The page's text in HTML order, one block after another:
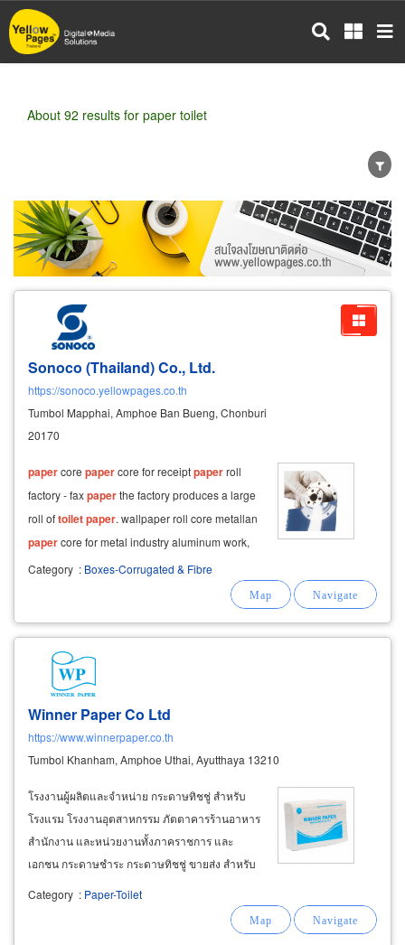
Skip
to
main
About 92 results for paper toilet
Wholesale Retail Manufacturer
Dealer
Exporter/Importer
Service Business
Sonoco (Thailand) Co., Ltd.
https://sonoco.yellowpages.co.th
Tumbol Mapphai, Amphoe Ban Bueng, Chonburi
20170
papercore papercore for receiptpaperroll
factory - faxpaperthe factory produces a large
roll oftoiletpaper. wallpaper roll core metallan
papercore for metal industry aluminum work,
stainless steel coil, coil manufacturer of
core for winding electrical tape - masking tape
Category : Boxes-Corrugated & Fibre
Winner Paper Co Ltd
https://www.winnerpaper.co.th
Tumbol Khanham, Amphoe Uthai, Ayutthaya 13210
โรงงานผู้ผลิตและจำหน่าย กระดาษทิชชู่ สำหรับ
โรงแรม โรงงานอุตสาหกรรม ภัตตาคารร้านอาหาร
สำนักงาน และหน่วยงานทั้งภาคราชการ และ
เอกชน กระดาษชำระ กระดาษทิชชู่ ขายส่ง สำหรับ
สำนักงาน และหน่วยงานทั้งภาคราชการ และ
เอกชน กระดาษทิชชู่ที่ใช้ในห้องน้ำ กระดาษป๊อป-
Category : Paper-Toilet